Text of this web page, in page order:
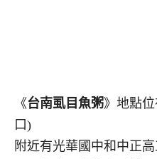
《台南虱目魚粥》地點
口)
附近有光華國中和中正高